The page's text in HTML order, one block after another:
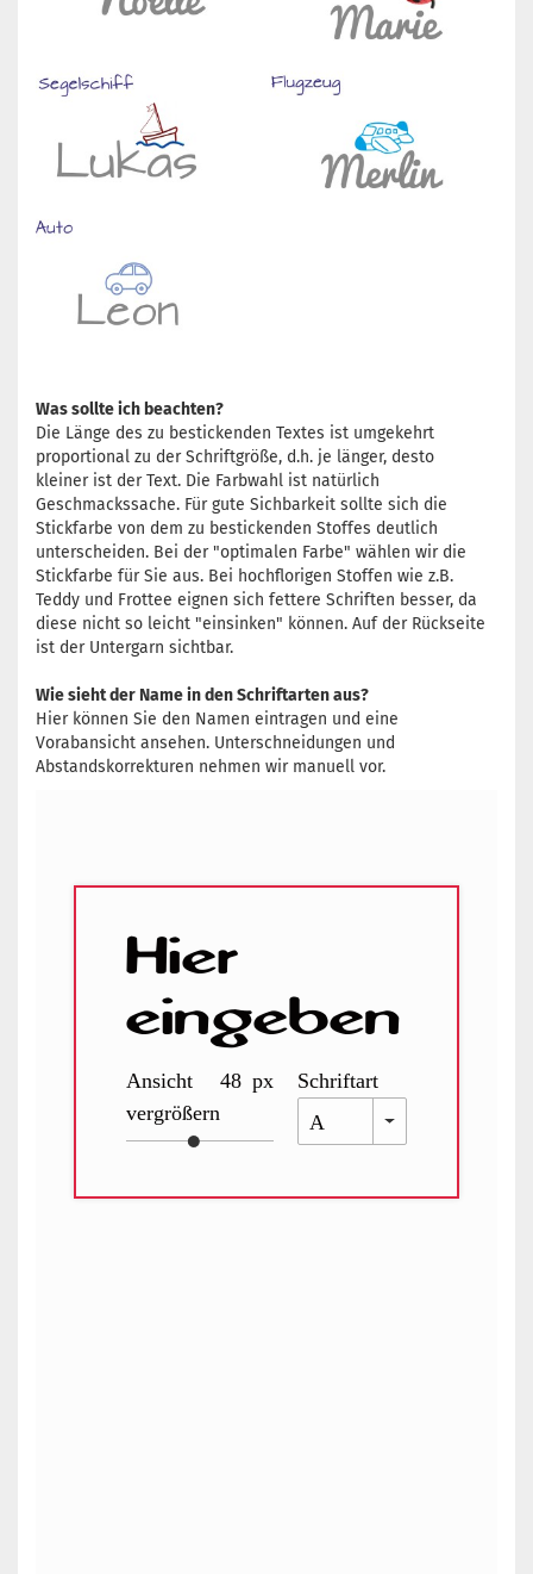
Was sollte ich beachten?
Die Länge des zu bestickenden Textes ist umgekehrt
proportional zu der Schriftgröße, d.h. je länger, desto
kleiner ist der Text. Die Farbwahl ist natürlich
Geschmackssache. Für gute Sichbarkeit sollte sich die
Stickfarbe von dem zu bestickenden Stoffes deutlich
unterscheiden. Bei der "optimalen Farbe" wählen wir die
Stickfarbe für Sie aus. Bei hochflorigen Stoffen wie z.B.
Teddy und Frottee eignen sich fettere Schriften besser, da
diese nicht so leicht "einsinken" können. Auf der Rückseite
ist der Untergarn sichtbar.
Wie sieht der Name in den Schriftarten aus?
Hier können Sie den Namen eintragen und eine
Vorabansicht ansehen. Unterschneidungen und
Abstandskorrekturen nehmen wir manuell vor.